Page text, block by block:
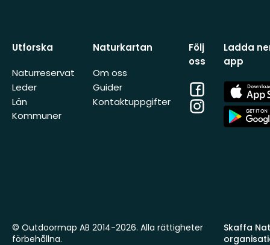
Utforska
Naturreservat
Leder
Län
Kommuner
Naturkartan
Om oss
Guider
Kontaktuppgifter
Följ
oss
Facebook
Instagram
Ladda
app
App
Store
App
Store
Skaffa
© Outdoormap AB 2014-2026. Alla rättigheter
förbehållna.